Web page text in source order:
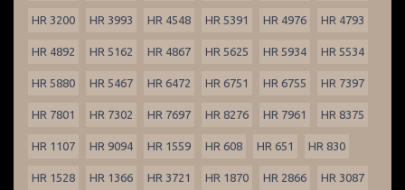
HR 3200 HR 3993 HR 4548 HR 5391 HR 4976 HR 4793
HR 4892 HR 5162 HR 4867 HR 5625 HR 5934 HR 5534
HR 5880 HR 5467 HR 6472 HR 6751 HR 6755 HR 7397
HR 7801 HR 7302 HR 7697 HR 8276 HR 7961 HR 8375
HR 1107 HR 9094 HR 1559 HR 608 HR 651 HR 830
HR 1528 HR 1366 HR 3721 HR 1870 HR 2866 HR 3087